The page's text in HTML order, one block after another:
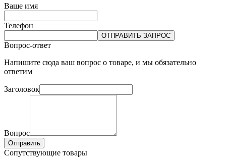
Ваше имя
Телефон
ОТПРАВИТЬ ЗАПРОС
Вопрос-ответ
Напишите сюда ваш вопрос о товаре, и мы обязательно
ответим
Заголовок
Вопрос
Отправить
Сопутствующие товары